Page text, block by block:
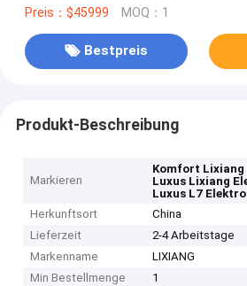
Preis：$45999 MOQ：1
Bestpreis
Produkt-Beschreibung
Markieren
Komfort
Luxus Lixiang
Luxus L7
Herkunftsort
China
Lieferzeit
2-4 Arbeitstage
Markenname
LIXIANG
Min Bestellmenge
1